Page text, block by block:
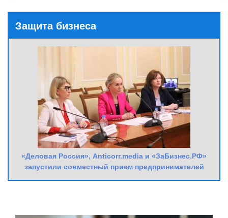
Защита бизнеса
«Деловая Россия», Anticorr.media и «ЗаБизнес.РФ»
запустили совместный прием предпринимателей